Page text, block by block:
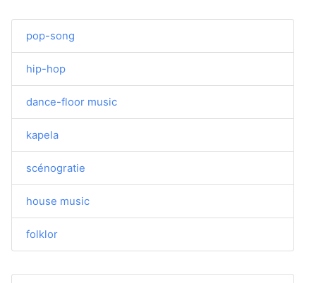
pop-song
hip-hop
dance-floor music
kapela
scénogratie
house music
folklor